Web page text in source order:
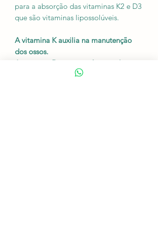
para a absorção das vitaminas K2 e D3
que são vitaminas lipossolúveis.
A vitamina K auxilia na manutenção
dos ossos.
A vitamina D e o magnésio auxiliam na
formação de ossos e dentes.